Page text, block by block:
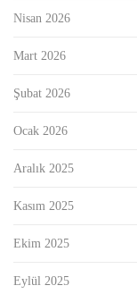
Nisan 2026
Mart 2026
Şubat 2026
Ocak 2026
Aralık 2025
Kasım 2025
Ekim 2025
Eylül 2025